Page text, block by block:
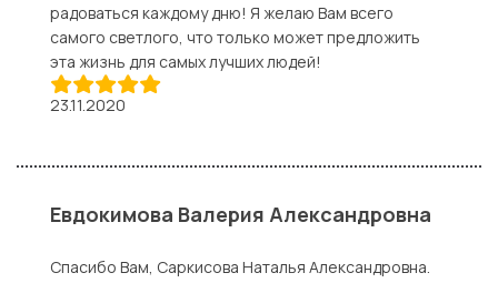
радоваться каждому дню! Я желаю Вам всего
самого светлого, что только может предложить
эта жизнь для самых лучших людей!
23.11.2020
Евдокимова Валерия Александровна
Спасибо Вам, Саркисова Наталья Александровна.